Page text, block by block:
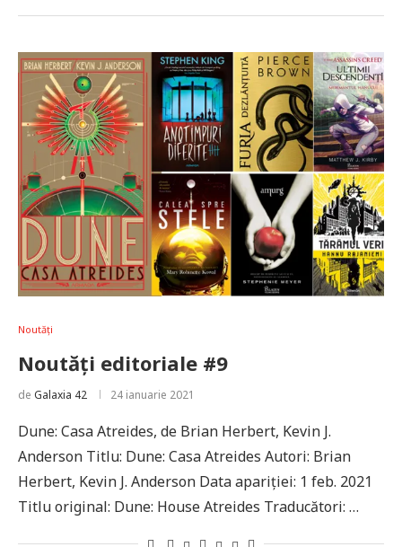
Noutăți
Noutăți editoriale #9
de Galaxia 42 24 ianuarie 2021
Dune: Casa Atreides, de Brian Herbert, Kevin J.
Anderson Titlu: Dune: Casa Atreides Autori: Brian
Herbert, Kevin J. Anderson Data apariției: 1 feb. 2021
Titlu original: Dune: House Atreides Traducători: …